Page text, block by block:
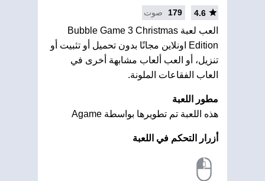
4.6
179 صوت
العب لعبة Bubble Game 3 Christmas
Edition اونلاين مجانًا بدون تحميل أو تثبيت أو
تنزيل، أو العب ألعاب مشابهة أخرى في
العاب الفقاعات الملونة.
مطور اللعبة
هذه اللعبة تم تطويرها بواسطة Agame
أزرار التحكم في اللعبة